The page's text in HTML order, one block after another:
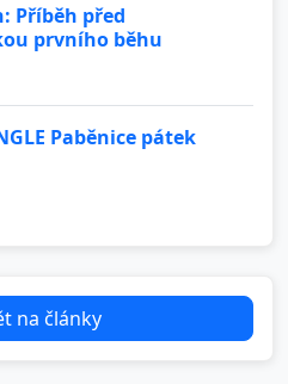
Příběh před
prvního běhu
Paběnice pátek
na články